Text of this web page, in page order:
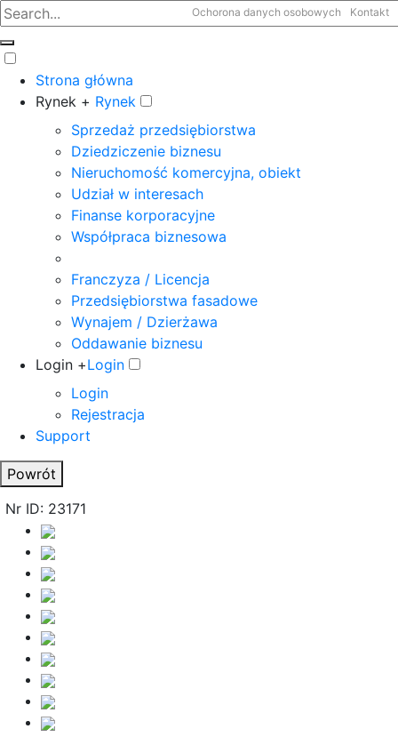
Ochorona danych osobowych Kontakt
Strona główna
Rynek + Rynek
Sprzedaż przedsiębiorstwa
Dziedziczenie biznesu
Nieruchomość komercyjna, obiekt
Udział w interesach
Finanse korporacyjne
Współpraca biznesowa
Franczyza / Licencja
Przedsiębiorstwa fasadowe
Wynajem / Dzierżawa
Oddawanie biznesu
Login +Login
Login
Rejestracja
Support
Powrót
Nr ID: 23171